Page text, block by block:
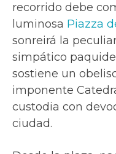
recorrido debe
luminosa Piazza
sonreirá la
simpático
sostiene un
imponente
custodia con
ciudad.